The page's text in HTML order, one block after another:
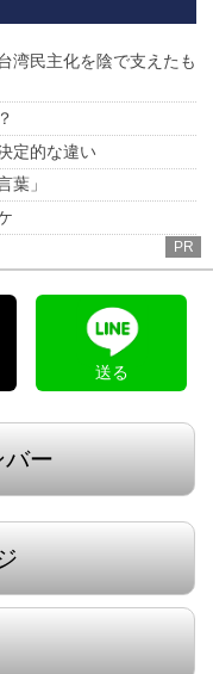
湾民主化を陰で支えたも
定的な違い
葉」
PR
送る
ー